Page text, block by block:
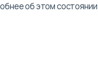
об этом